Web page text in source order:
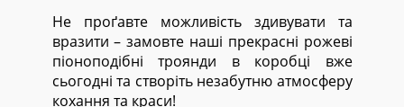
Не проґавте можливість здивувати та
вразити – замовте наші прекрасні рожеві
піоноподібні троянди в коробці вже
сьогодні та створіть незабутню атмосферу
кохання та краси!